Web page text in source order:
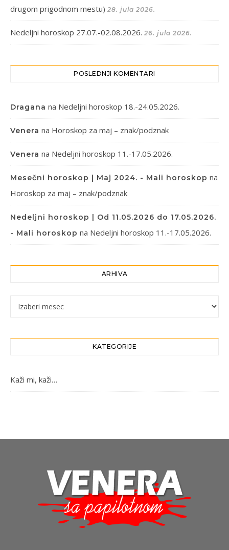
drugom prigodnom mestu) 28. jula 2026.
Nedeljni horoskop 27.07.-02.08.2026. 26. jula 2026.
POSLEDNJI KOMENTARI
Dragana na Nedeljni horoskop 18.-24.05.2026.
Venera na Horoskop za maj – znak/podznak
Venera na Nedeljni horoskop 11.-17.05.2026.
Mesečni horoskop | Maj 2024. - Mali horoskop na
Horoskop za maj – znak/podznak
Nedeljni horoskop | Od 11.05.2026 do 17.05.2026.
- Mali horoskop na Nedeljni horoskop 11.-17.05.2026.
ARHIVA
Arhiva
KATEGORIJE
Kaži mi, kaži…